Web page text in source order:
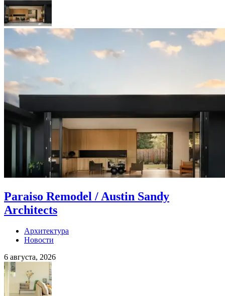
Paraiso Remodel / Austin Sandy
Architects
Архитектура
Новости
6 августа, 2026